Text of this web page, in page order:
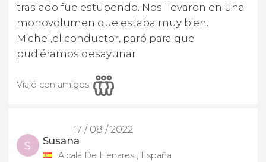
traslado fue estupendo. Nos llevaron en una
monovolumen que estaba muy bien.
Michel,el conductor, paró para que
pudiéramos desayunar.
Viajó con amigos
17 / 08 / 2022
S Susana
Alcalá De Henares , España